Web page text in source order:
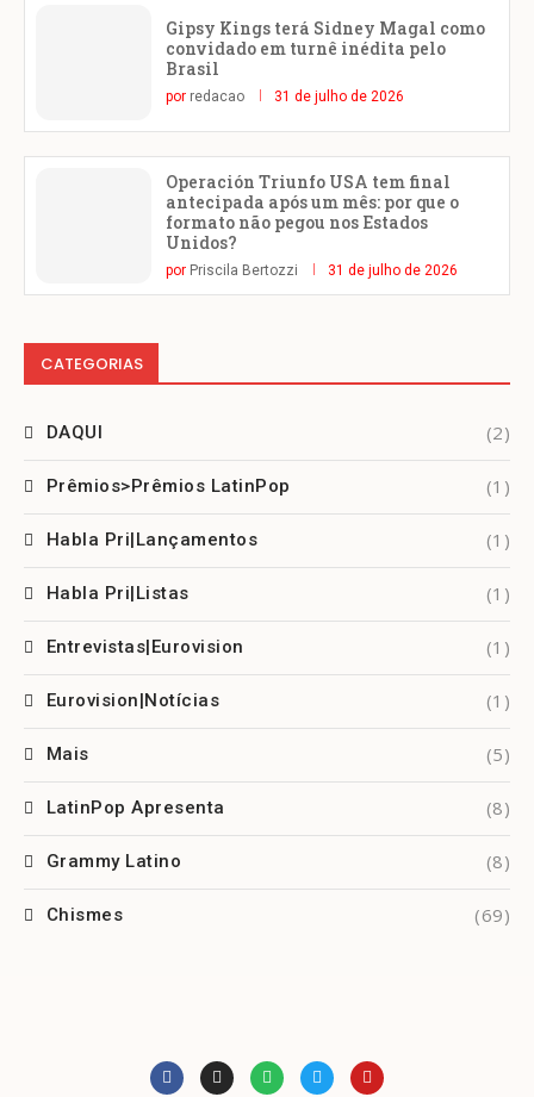
Gipsy Kings terá Sidney Magal como
convidado em turnê inédita pelo
Brasil
por redacao 31 de julho de 2026
Operación Triunfo USA tem final
antecipada após um mês: por que o
formato não pegou nos Estados
Unidos?
por Priscila Bertozzi 31 de julho de 2026
CATEGORIAS
DAQUI (2)
Prêmios>Prêmios LatinPop (1)
Habla Pri|Lançamentos (1)
Habla Pri|Listas (1)
Entrevistas|Eurovision (1)
Eurovision|Notícias (1)
Mais (5)
LatinPop Apresenta (8)
Grammy Latino (8)
Chismes (69)